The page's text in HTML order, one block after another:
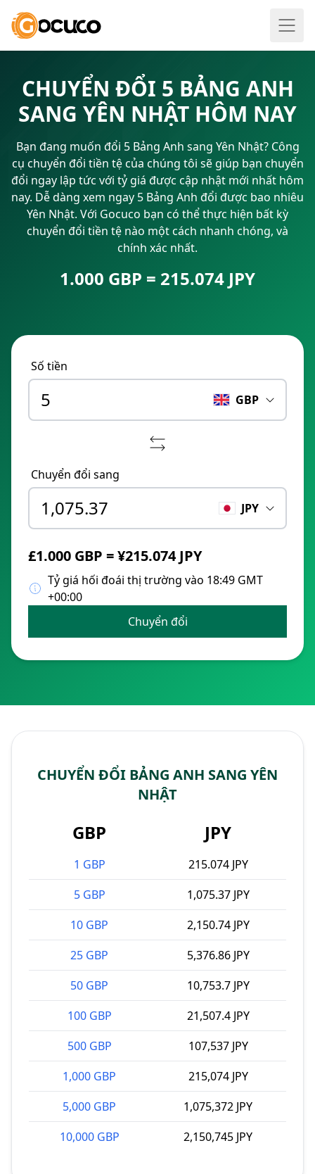
CHUYỂN ĐỔI 5 BẢNG ANH
SANG YÊN NHẬT HÔM NAY
Bạn đang muốn đổi 5 Bảng Anh sang Yên Nhật? Công
cụ chuyển đổi tiền tệ của chúng tôi sẽ giúp bạn chuyển
đổi ngay lập tức với tỷ giá được cập nhật mới nhất hôm
nay. Dễ dàng xem ngay 5 Bảng Anh đổi được bao nhiêu
Yên Nhật. Với Gocuco bạn có thể thực hiện bất kỳ
chuyển đổi tiền tệ nào một cách nhanh chóng, và
chính xác nhất.
1.000 GBP = 215.074 JPY
Số tiền
GBP
Chuyển đổi sang
JPY
£1.000 GBP = ¥215.074 JPY
Tỷ giá hối đoái thị trường vào 18:49 GMT
+00:00
Chuyển đổi
CHUYỂN ĐỔI BẢNG ANH SANG YÊN
NHẬT
GBP JPY
1 GBP
215.074 JPY
5 GBP
1,075.37 JPY
10 GBP
2,150.74 JPY
25 GBP
5,376.86 JPY
50 GBP
10,753.7 JPY
100 GBP
21,507.4 JPY
500 GBP
107,537 JPY
1,000 GBP
215,074 JPY
5,000 GBP
1,075,372 JPY
10,000 GBP
2,150,745 JPY